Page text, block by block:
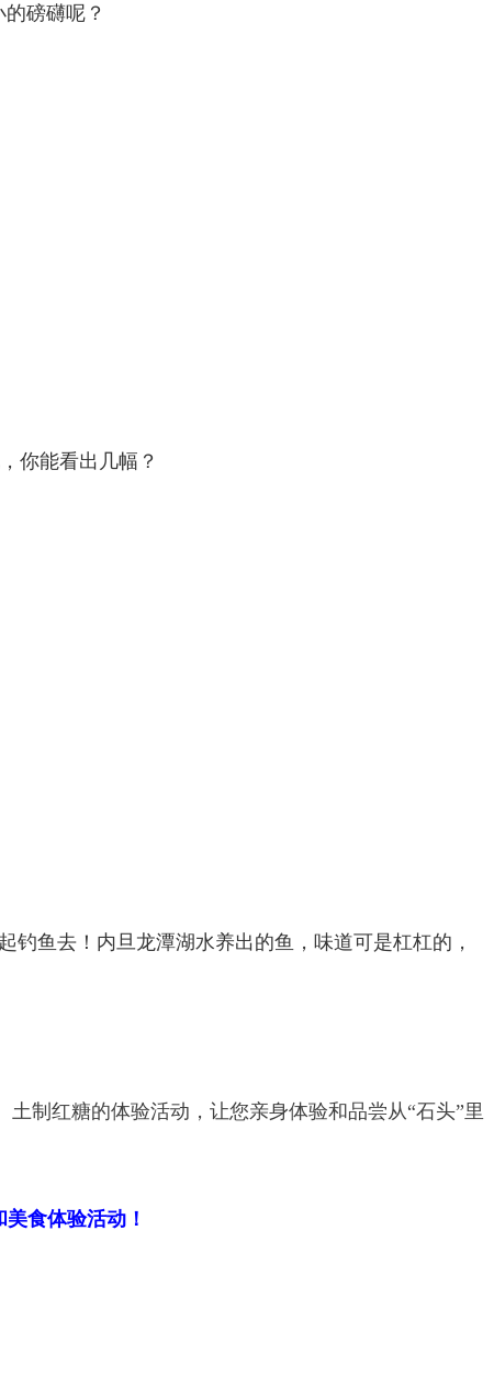
磅礴呢？
你能看出几幅？
钓鱼去！内旦龙潭湖水养出的鱼，味道可是杠杠的，
制红糖的体验活动，让您亲身体验和品尝从“石头”里
食体验活动！